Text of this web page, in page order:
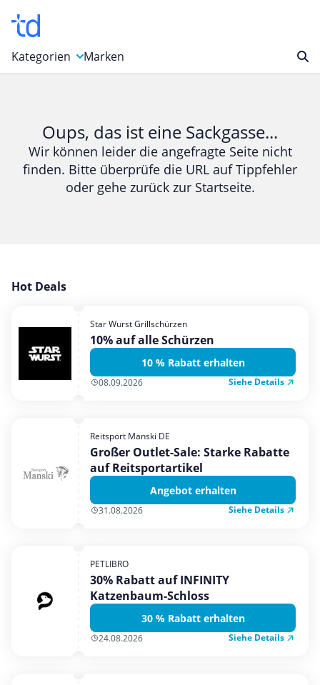
Kategorien
Bücher & Magazine
Computer & Elektronik
Entertainment & Media
Garten, Haushalt & Tiere
Mobilfunk & Internet
Mode & Accessoires
Shopping
Urlaub & Reise
Marken
Oups, das ist eine Sackgasse...
Wir können leider die angefragte Seite nicht
finden. Bitte überprüfe die URL auf Tippfehler
oder gehe zurück zur Startseite.
Hot Deals
Star Wurst Grillschürzen
10% auf alle Schürzen
10 % Rabatt erhalten
08.09.2026 Siehe Details
Reitsport Manski DE
Großer Outlet-Sale: Starke Rabatte
auf Reitsportartikel
Angebot erhalten
31.08.2026 Siehe Details
PETLIBRO
30% Rabatt auf INFINITY
Katzenbaum-Schloss
30 % Rabatt erhalten
24.08.2026 Siehe Details